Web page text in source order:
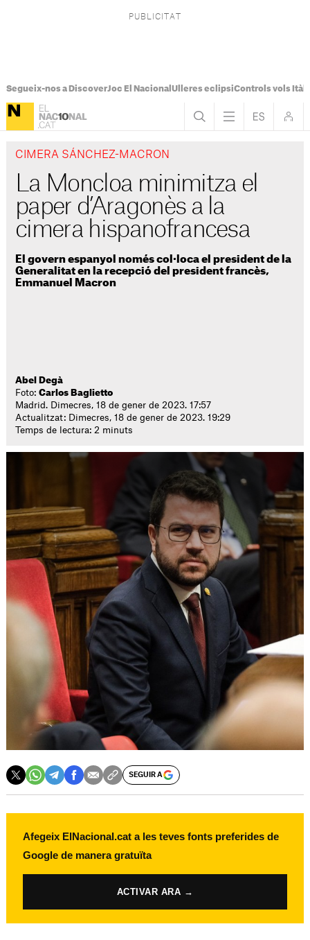
Segueix-nos a DiscoverJoc El Nacional Ulleres eclipsiControls vols
CIMERA SÁNCHEZ-MACRON
La Moncloa minimitza el
paper d’Aragonès a la
cimera hispanofrancesa
El govern espanyol només col·loca el president de la
Generalitat en la recepció del president francès,
Emmanuel Macron
Abel Degà
Foto:Carlos Baglietto
Madrid. Dimecres, 18 de gener de 2023. 17:57
Actualitzat: Dimecres, 18 de gener de 2023. 19:29
Temps de lectura: 2 minuts
SEGUIR A
Afegeix ElNacional.cat a les teves fonts preferides de
Google de manera gratuïta
ACTIVAR ARA →